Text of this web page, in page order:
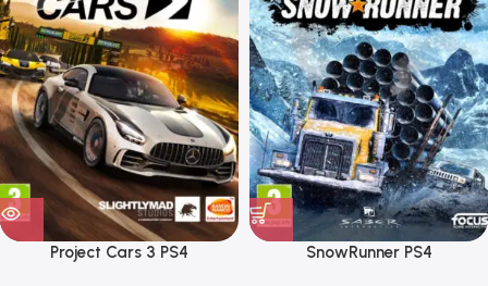
Project Cars 3 PS4 SnowRunner PS4